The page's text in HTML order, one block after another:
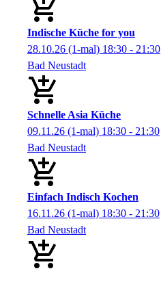
Indische Küche for you
28.10.26 (1-mal) 18:30 - 21:30
Bad Neustadt
Schnelle Asia Küche
09.11.26 (1-mal) 18:30 - 21:30
Bad Neustadt
Einfach Indisch Kochen
16.11.26 (1-mal) 18:30 - 21:30
Bad Neustadt